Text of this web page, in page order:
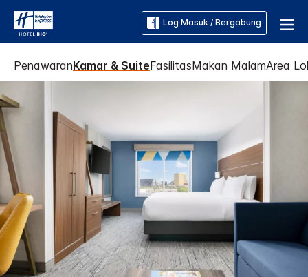
Log Masuk / Bergabung
PenawaranKamar & SuiteFasilitasMakan MalamArea